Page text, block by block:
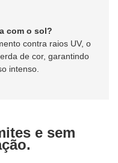
com o sol?
contra raios UV, o
de cor, garantindo
intenso.
e sem